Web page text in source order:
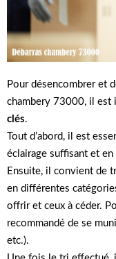
Pour désencombrer et
chambery 73000, il est
clés.
Tout d’abord, il est
éclairage suffisant et
Ensuite, il convient de
en différentes
offrir et ceux à céder.
recommandé de se
etc.).